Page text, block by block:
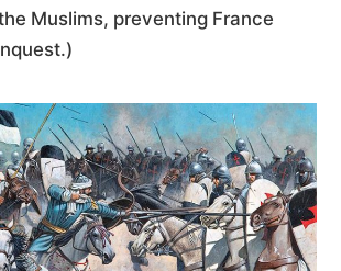
Muslims, preventing France